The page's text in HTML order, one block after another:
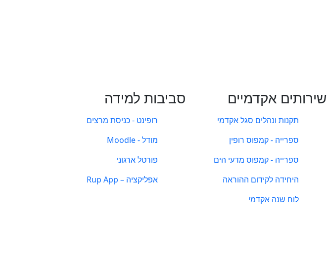
שירותים אקדמיים
תקנות ונהלים סגל אקדמי
ספרייה - קמפוס רופין
ספרייה - קמפוס מדעי הים
היחידה לקידום ההוראה
לוח שנה אקדמי
סביבות למידה
רופינט - כניסת מרצים
מודל - Moodle
פורטל ארגוני
אפליקציה – Rup App